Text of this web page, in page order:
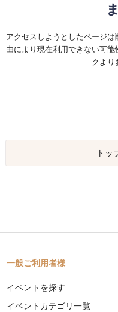
アクセスしようとしたページ
由により現在利用できない可
クより
トッ
一般ご利用者様
イベントを探す
イベントカテゴリ一覧